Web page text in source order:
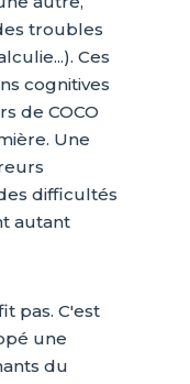
troubles
Ces
cognitives
de COCO
Une
difficultés
autant
pas. C'est
une
du